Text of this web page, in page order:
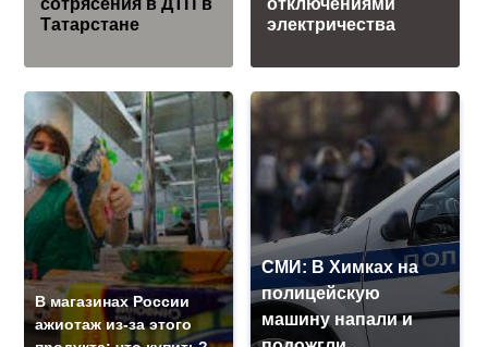
сотрясения в ДТП в
Татарстане
отключениями
электричества
В магазинах России
ажиотаж из-за этого
СМИ: В Химках на
полицейскую
машину напали и